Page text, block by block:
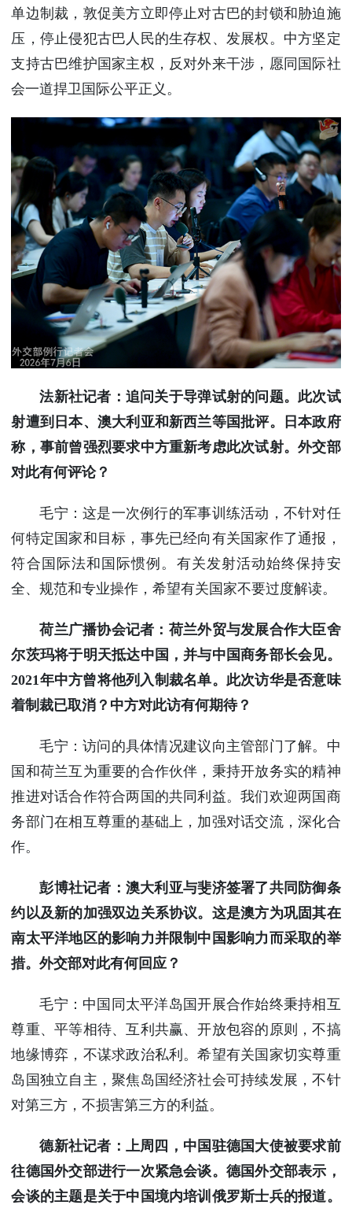
单边制裁，敦促美方立即停止对古巴的封锁和胁迫施
压，停止侵犯古巴人民的生存权、发展权。中方坚定
支持古巴维护国家主权，反对外来干涉，愿同国际社
会一道捍卫国际公平正义。
法新社记者：追问关于导弹试射的问题。此次试
射遭到日本、澳大利亚和新西兰等国批评。日本政府
称，事前曾强烈要求中方重新考虑此次试射。外交部
对此有何评论？
毛宁：这是一次例行的军事训练活动，不针对任
何特定国家和目标，事先已经向有关国家作了通报，
符合国际法和国际惯例。有关发射活动始终保持安
全、规范和专业操作，希望有关国家不要过度解读。
荷兰广播协会记者：荷兰外贸与发展合作大臣舍
尔茨玛将于明天抵达中国，并与中国商务部长会见。
2021年中方曾将他列入制裁名单。此次访华是否意味
着制裁已取消？中方对此访有何期待？
毛宁：访问的具体情况建议向主管部门了解。中
国和荷兰互为重要的合作伙伴，秉持开放务实的精神
推进对话合作符合两国的共同利益。我们欢迎两国商
务部门在相互尊重的基础上，加强对话交流，深化合
作。
彭博社记者：澳大利亚与斐济签署了共同防御条
约以及新的加强双边关系协议。这是澳方为巩固其在
南太平洋地区的影响力并限制中国影响力而采取的举
措。外交部对此有何回应？
毛宁：中国同太平洋岛国开展合作始终秉持相互
尊重、平等相待、互利共赢、开放包容的原则，不搞
地缘博弈，不谋求政治私利。希望有关国家切实尊重
岛国独立自主，聚焦岛国经济社会可持续发展，不针
对第三方，不损害第三方的利益。
德新社记者：上周四，中国驻德国大使被要求前
往德国外交部进行一次紧急会谈。德国外交部表示，
会谈的主题是关于中国境内培训俄罗斯士兵的报道。